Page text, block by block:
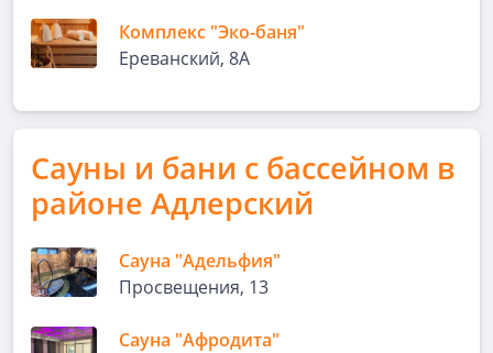
Комплекс "Эко-баня"
Ереванский, 8А
Сауны и бани с бассейном в
районе Адлерский
Сауна "Адельфия"
Просвещения, 13
Сауна "Афродита"